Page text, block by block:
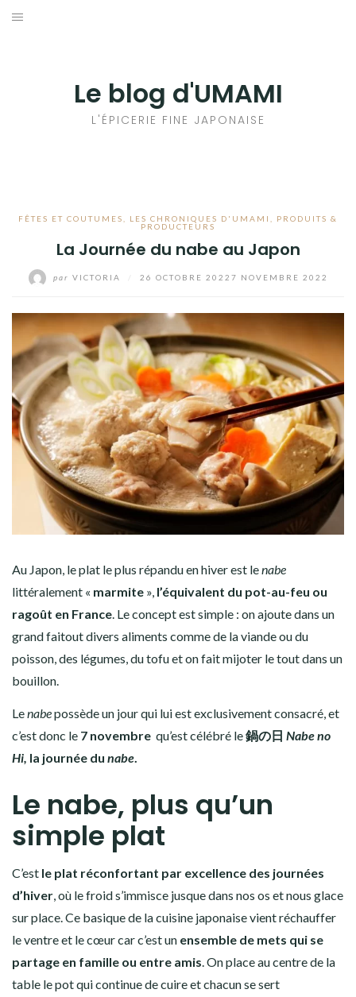
Aller
Le blog d'UMAMI
L'ÉPICERIE FINE JAPONAISE
FÊTES ET COUTUMES LES CHRONIQUES D'UMAMI
PRODUITS &
PRODUCTEURS
La Journée du nabe au Japon
par VICTORIA 26 OCTOBRE 2022 7 NOVEMBRE 2022
Au Japon, le plat le plus répandu en hiver est lenabe
littéralement « marmite », l’équivalent du pot-au-feu ou
ragoût en France . Le concept est simple : on ajoute dans un
grand faitout divers aliments comme de la viande ou du
poisson, des légumes, du tofu et on fait mijoter le tout dans un
bouillon.
Lenabepossède un jour qui lui est exclusivement consacré, et
c’est donc le 7 novembre qu’est célébré le鍋の日 Nabe no
Hi, la journée du nabe
Le nabe, plus qu’un
simple plat
C’est le plat réconfortant par excellence des journées
d’hiver , où le froid s’immisce jusque dans nos os et nous glace
sur place. Ce basique de la cuisine japonaise vient réchauffer
le ventre et le cœur car c’est un ensemble de mets qui se
partage en famille ou entre amis . On place au centre de la
table le pot qui continue de cuire et chacun se sert